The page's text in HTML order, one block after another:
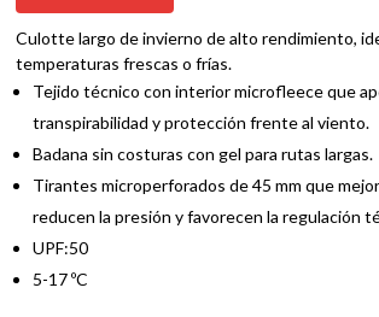
Culotte largo de invierno de alto rendimiento,
temperaturas frescas o frías.
Tejido técnico con interior microfleece que
transpirabilidad y protección frente al viento.
Badana sin costuras con gel para rutas largas.
Tirantes microperforados de 45 mm que
reducen la presión y favorecen la regulación
UPF:50
5-17 ºC